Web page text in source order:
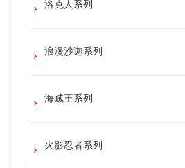
洛克人系列
浪漫沙迦系列
海贼王系列
火影忍者系列